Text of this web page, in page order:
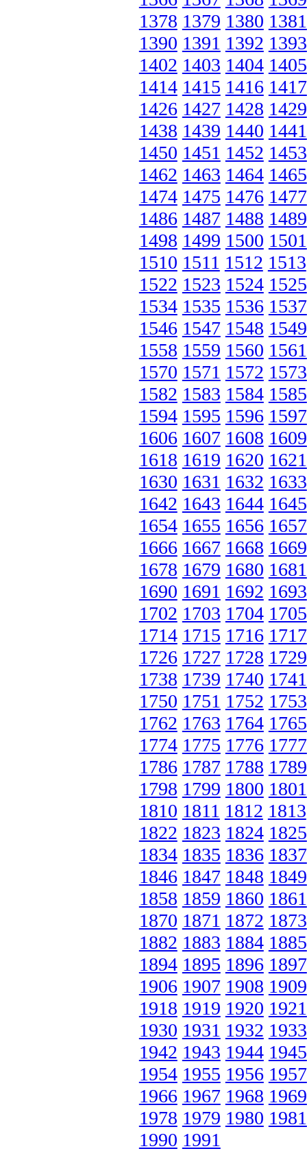
1378 1379 1380 1381
1390 1391 1392 1393
1402 1403 1404 1405
1414 1415 1416 1417
1426 1427 1428 1429
1438 1439 1440 1441
1450 1451 1452 1453
1462 1463 1464 1465
1474 1475 1476 1477
1486 1487 1488 1489
1498 1499 1500 1501
1510 1511 1512 1513
1522 1523 1524 1525
1534 1535 1536 1537
1546 1547 1548 1549
1558 1559 1560 1561
1570 1571 1572 1573
1582 1583 1584 1585
1594 1595 1596 1597
1606 1607 1608 1609
1618 1619 1620 1621
1630 1631 1632 1633
1642 1643 1644 1645
1654 1655 1656 1657
1666 1667 1668 1669
1678 1679 1680 1681
1690 1691 1692 1693
1702 1703 1704 1705
1714 1715 1716 1717
1726 1727 1728 1729
1738 1739 1740 1741
1750 1751 1752 1753
1762 1763 1764 1765
1774 1775 1776 1777
1786 1787 1788 1789
1798 1799 1800 1801
1810 1811 1812 1813
1822 1823 1824 1825
1834 1835 1836 1837
1846 1847 1848 1849
1858 1859 1860 1861
1870 1871 1872 1873
1882 1883 1884 1885
1894 1895 1896 1897
1906 1907 1908 1909
1918 1919 1920 1921
1930 1931 1932 1933
1942 1943 1944 1945
1954 1955 1956 1957
1966 1967 1968 1969
1978 1979 1980 1981
1990 1991